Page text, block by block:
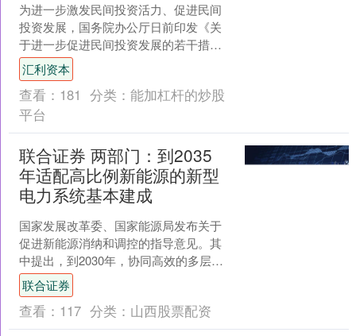
为进一步激发民间投资活力、促进民间
投资发展，国务院办公厅日前印发《关
于进一步促进民间投资发展的若干措
施》（以下简称《若干措施》），提出
13项针对性政策举措。 在....
汇利资本
查看： 181 分类： 能加杠杆的炒股
平台
联合证券 两部门：到2035
年适配高比例新能源的新型
电力系统基本建成
国家发展改革委、国家能源局发布关于
促进新能源消纳和调控的指导意见。其
中提出，到2030年，协同高效的多层次
新能源消纳调控体系基本建立，持续保
障新能源顺利接网、多....
联合证券
查看： 117 分类： 山西股票配资